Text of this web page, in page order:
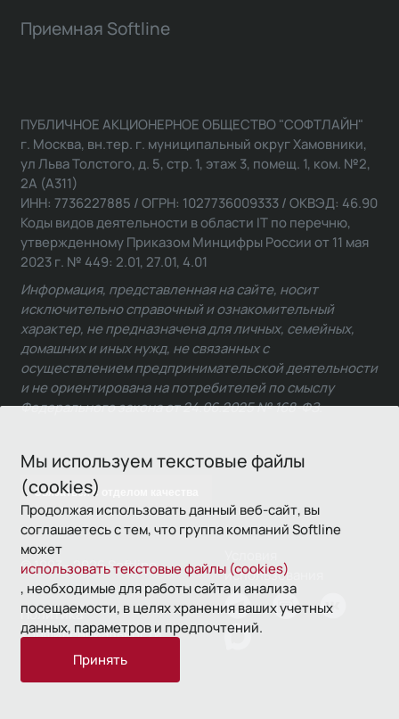
Мы используем текстовые файлы
(cookies)
Продолжая использовать данный веб-сайт, вы
соглашаетесь с тем, что группа компаний Softline
может
использовать текстовые файлы (cookies)
, необходимые для работы сайта и анализа
посещаемости, в целях хранения ваших учетных
данных, параметров и предпочтений.
Принять
Приемная Softline
Связаться с отделом качества
ПУБЛИЧНОЕ АКЦИОНЕРНОЕ ОБЩЕСТВО "СОФТЛАЙН"
г. Москва, вн.тер. г. муниципальный округ Хамовники,
ул Льва Толстого, д. 5, стр. 1, этаж 3, помещ. 1, ком. №2,
2А (А311)
ИНН: 7736227885 / ОГРН: 1027736009333 / ОКВЭД: 46.90
Коды видов деятельности в области IT по перечню,
утвержденному Приказом Минцифры России от 11 мая
2023 г. № 449: 2.01, 27.01, 4.01
Информация, представленная на сайте, носит
исключительно справочный и ознакомительный
характер, не предназначена для личных, семейных,
домашних и иных нужд, не связанных с
осуществлением предпринимательской деятельности
и не ориентирована на потребителей по смыслу
Федерального закона от 24.06.2025 № 168-ФЗ.
© 1993—2026 Softline
использования
Политика
конфиденциальности